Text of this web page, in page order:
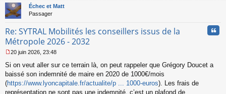
Échec et Matt
Passager
Re: SYTRAL Mobilités les conseillers issus de la
Métropole 2026 - 2032
e
s
s
20 juin 2026, 23:48
Si on veut aller sur ce terrain là, on peut rappeler que Grégory Doucet a
baissé son indemnité de maire en 2020 de 1000€/mois
(https://www.lyoncapitale.fr/actualite/p ... 1000-euros). Les frais de
représentation ne sont pas une indemnité, c’est un plafond de